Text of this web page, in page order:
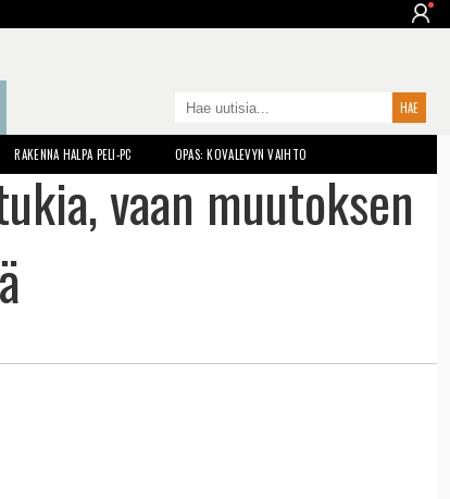
RAKENNA HALPA PELI-PC OPAS: KOVALEVYN VAIHTO
vaan muutoksen